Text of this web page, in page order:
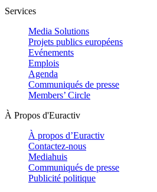
Services
Media Solutions
Projets publics européens
Evénements
Emplois
Agenda
Communiqués de presse
Members’ Circle
À Propos d'Euractiv
À propos d’Euractiv
Contactez-nous
Mediahuis
Communiqués de presse
Publicité politique